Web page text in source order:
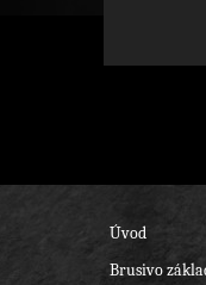
Úvod
Brusivo